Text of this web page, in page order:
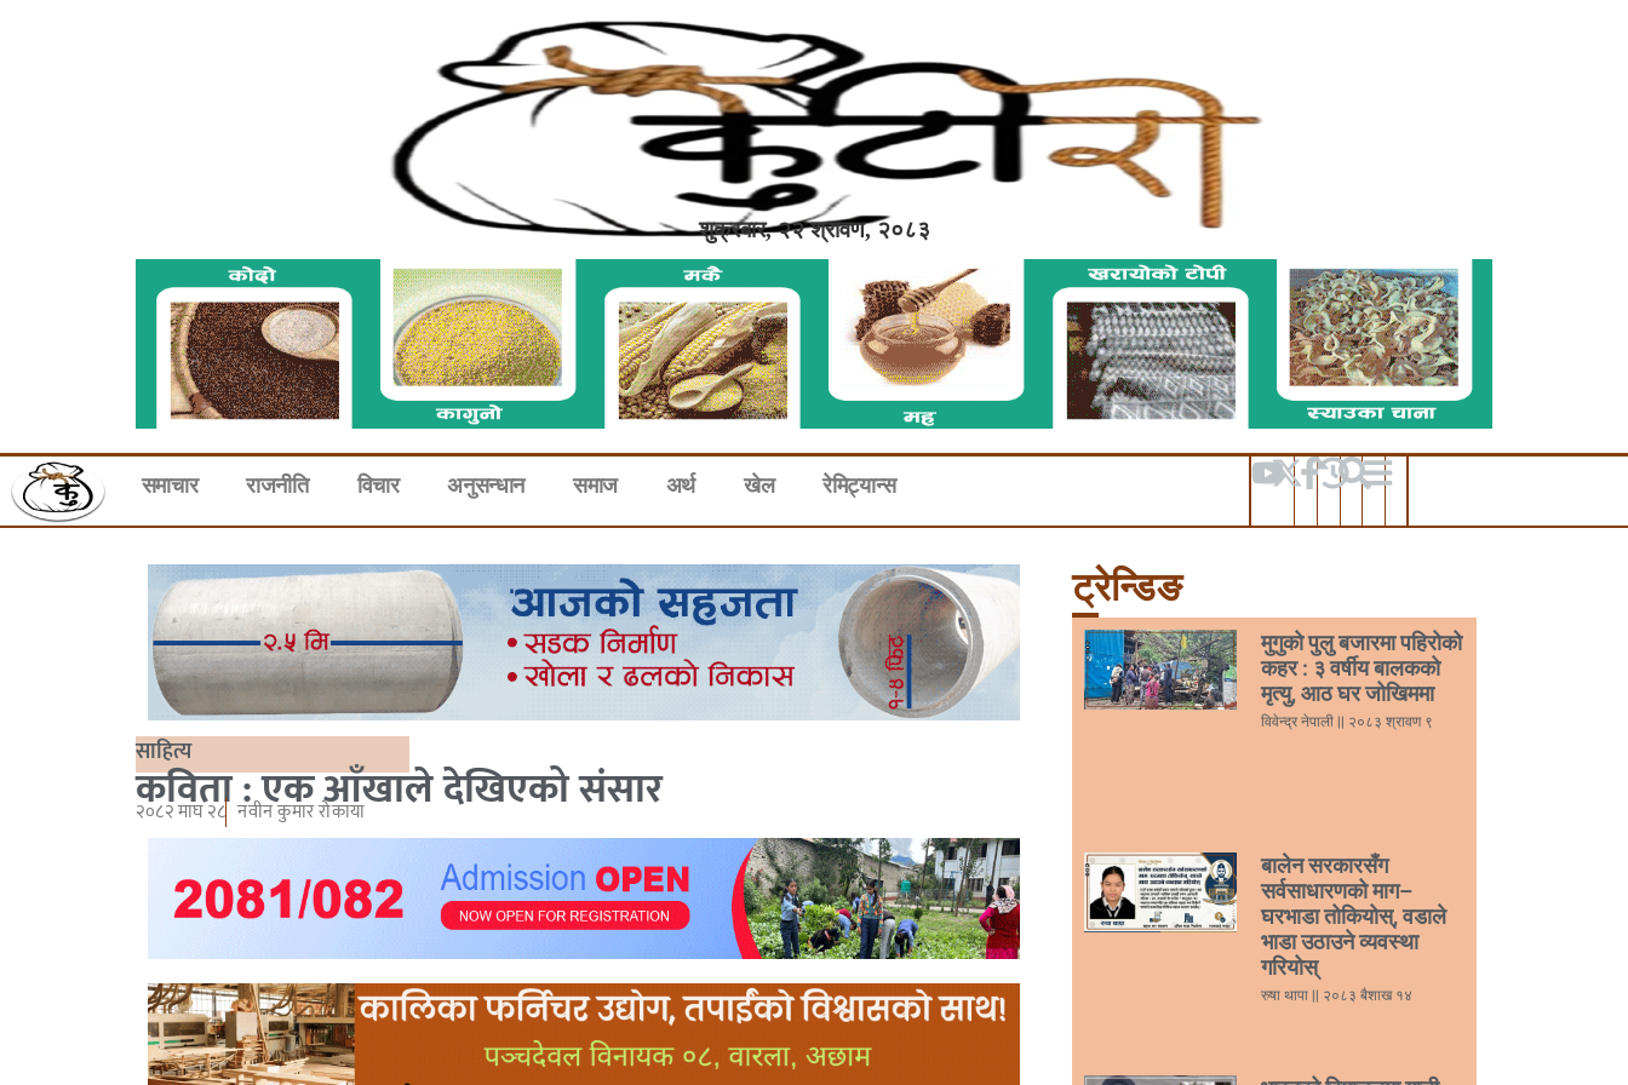
शुक्रबार, २२ श्रावण, २०८३
समाचार राजनीति विचार अनुसन्धान समाज अर्थ खेल रेमिट्यान्स
साहित्य
कविता : एक आँखाले देखिएको संसार
२०८२ माघ २८ नवीन कुमार रोकाया
ट्रेन्डिङ
मुगुको पुलु बजारमा पहिरोको
कहर : ३ वर्षीय बालकको
मृत्यु, आठ घर जोखिममा
विवेन्द्र नेपाली २०८३ श्रावण ९
बालेन सरकारसँग
सर्वसाधारणको माग–
घरभाडा तोकियोस्, वडाले
भाडा उठाउने व्यवस्था
गरियोस्
रुषा थापा २०८३ बैशाख १४